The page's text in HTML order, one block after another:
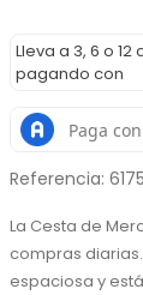
Lleva a 3, 6 o
pagando con
Referencia: 6175
La Cesta de
compras
espaciosa y